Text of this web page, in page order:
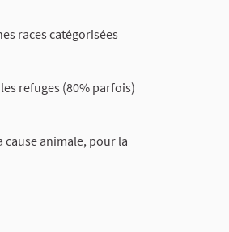
races catégorisées
refuges (80% parfois)
cause animale, pour la